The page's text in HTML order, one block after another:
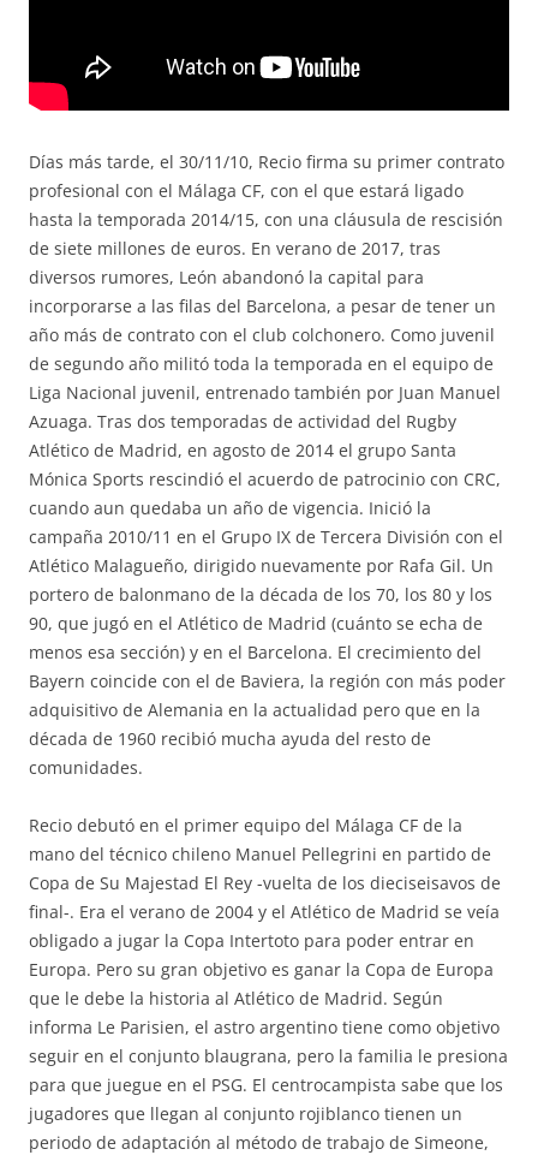
Días más tarde, el 30/11/10, Recio firma su primer contrato
profesional con el Málaga CF, con el que estará ligado
hasta la temporada 2014/15, con una cláusula de rescisión
de siete millones de euros. En verano de 2017, tras
diversos rumores, León abandonó la capital para
incorporarse a las filas del Barcelona, a pesar de tener un
año más de contrato con el club colchonero. Como juvenil
de segundo año militó toda la temporada en el equipo de
Liga Nacional juvenil, entrenado también por Juan Manuel
Azuaga. Tras dos temporadas de actividad del Rugby
Atlético de Madrid, en agosto de 2014 el grupo Santa
Mónica Sports rescindió el acuerdo de patrocinio con CRC,
cuando aun quedaba un año de vigencia. Inició la
campaña 2010/11 en el Grupo IX de Tercera División con el
Atlético Malagueño, dirigido nuevamente por Rafa Gil. Un
portero de balonmano de la década de los 70, los 80 y los
90, que jugó en el Atlético de Madrid (cuánto se echa de
menos esa sección) y en el Barcelona. El crecimiento del
Bayern coincide con el de Baviera, la región con más poder
adquisitivo de Alemania en la actualidad pero que en la
década de 1960 recibió mucha ayuda del resto de
comunidades.
Recio debutó en el primer equipo del Málaga CF de la
mano del técnico chileno Manuel Pellegrini en partido de
Copa de Su Majestad El Rey -vuelta de los dieciseisavos de
final-. Era el verano de 2004 y el Atlético de Madrid se veía
obligado a jugar la Copa Intertoto para poder entrar en
Europa. Pero su gran objetivo es ganar la Copa de Europa
que le debe la historia al Atlético de Madrid. Según
informa Le Parisien, el astro argentino tiene como objetivo
seguir en el conjunto blaugrana, pero la familia le presiona
para que juegue en el PSG. El centrocampista sabe que los
jugadores que llegan al conjunto rojiblanco tienen un
periodo de adaptación al método de trabajo de Simeone,